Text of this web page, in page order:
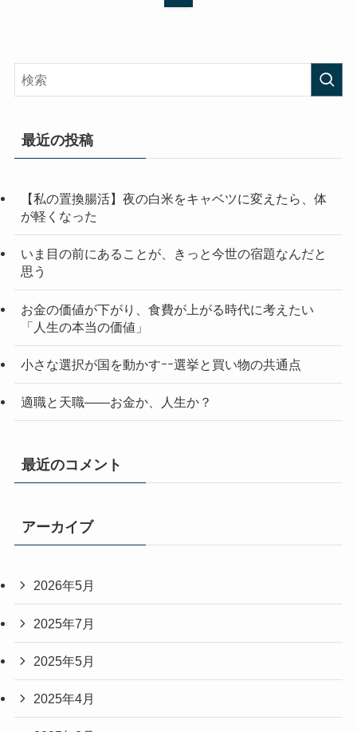
最近の投稿
【私の置換腸活】夜の白米をキャベツに変えたら、体
が軽くなった
いま目の前にあることが、きっと今世の宿題なんだと
思う
お金の価値が下がり、食費が上がる時代に考えたい
「人生の本当の価値」
小さな選択が国を動かすｰｰ選挙と買い物の共通点
適職と天職――お金か、人生か？
最近のコメント
アーカイブ
2026年5月
2025年7月
2025年5月
2025年4月